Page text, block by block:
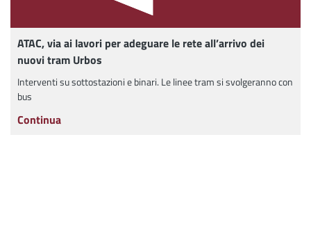
ATAC, via ai lavori per adeguare le rete all’arrivo dei
nuovi tram Urbos
Interventi su sottostazioni e binari. Le linee tram si svolgeranno con
bus
Continua